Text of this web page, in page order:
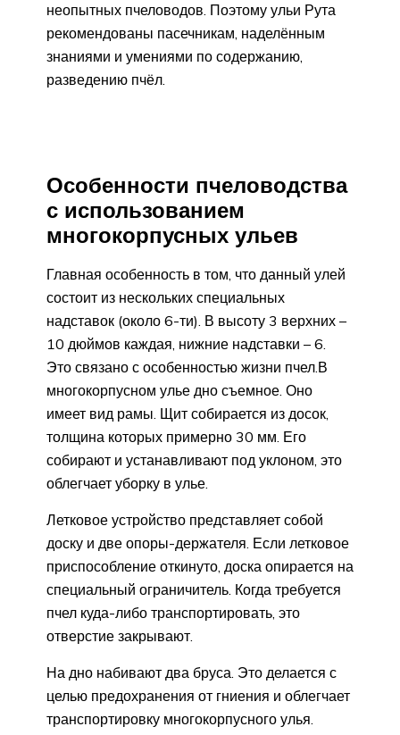
неопытных пчеловодов. Поэтому ульи Рута
рекомендованы пасечникам, наделённым
знаниями и умениями по содержанию,
разведению пчёл.
Особенности пчеловодства
с использованием
многокорпусных ульев
Главная особенность в том, что данный улей
состоит из нескольких специальных
надставок (около 6-ти). В высоту 3 верхних –
10 дюймов каждая, нижние надставки – 6.
Это связано с особенностью жизни пчел.В
многокорпусном улье дно съемное. Оно
имеет вид рамы. Щит собирается из досок,
толщина которых примерно 30 мм. Его
собирают и устанавливают под уклоном, это
облегчает уборку в улье.
Летковое устройство представляет собой
доску и две опоры-держателя. Если летковое
приспособление откинуто, доска опирается на
специальный ограничитель. Когда требуется
пчел куда-либо транспортировать, это
отверстие закрывают.
На дно набивают два бруса. Это делается с
целью предохранения от гниения и облегчает
транспортировку многокорпусного улья.